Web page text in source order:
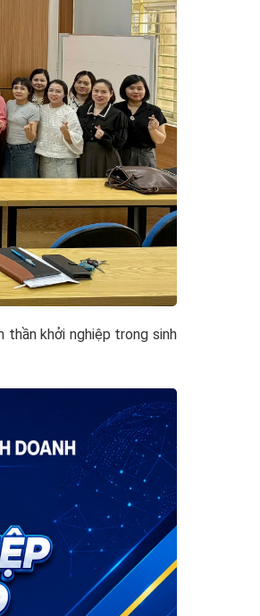
thần khởi nghiệp trong sinh